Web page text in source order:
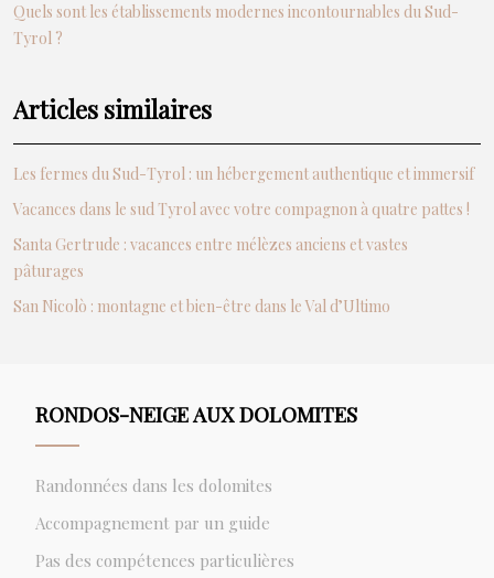
Quels sont les établissements modernes incontournables du Sud-
Tyrol ?
Articles similaires
Les fermes du Sud-Tyrol : un hébergement authentique et immersif
Vacances dans le sud Tyrol avec votre compagnon à quatre pattes !
Santa Gertrude : vacances entre mélèzes anciens et vastes
pâturages
San Nicolò : montagne et bien-être dans le Val d’Ultimo
RONDOS-NEIGE AUX DOLOMITES
Randonnées dans les dolomites
Accompagnement par un guide
Pas des compétences particulières